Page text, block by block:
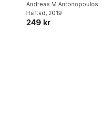
Eine Sammlung der
Vorträge
Andreas M Antonopoulos
Häftad, 2019
249 kr